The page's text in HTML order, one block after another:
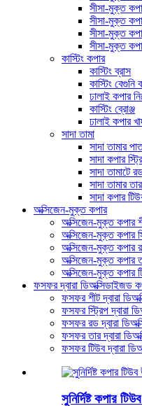
সীসা-মুক্ত
সীসা-মুক্ত
সীসা-মুক্ত
সীসা-মুক্ত
কাস্টিং কপার
কাস্টিং ব্রাস
কাস্টিং বেগুনি
ঢালাই কপার
কাস্টিং ব্রোঞ্জ
ঢালাই কপার
সাদা তামা
সাদা তামার
সাদা কপার
সাদা তামাটে
সাদা তামার তার
সাদা কপার
অক্সিজেন-মুক্ত কপার
অক্সিজেন-মুক্ত কপার
অক্সিজেন-মুক্ত কপার
অক্সিজেন-মুক্ত কপার
অক্সিজেন-মুক্ত কপার
অক্সিজেন-মুক্ত কপার
ফসফর দ্বারা ডিঅক্সিডাইজড
ফসফর শীট দ্বারা
ফসফর স্ট্রিপ দ্বারা
ফসফর রড দ্বারা
ফসফর তার দ্বারা
ফসফর টিউব দ্বারা
সুনির্দিষ্ট কপার